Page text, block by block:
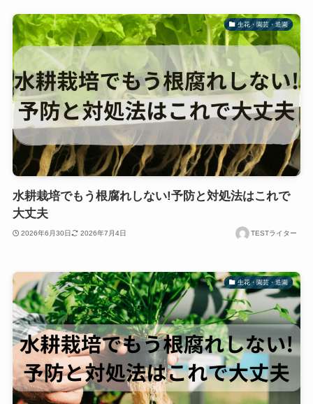
生花・園芸・造園
水耕栽培でもう根腐れしない!予防と対処法はこれで
大丈夫
2026年6月30日 2026年7月4日 TESTライター
生花・園芸・造園